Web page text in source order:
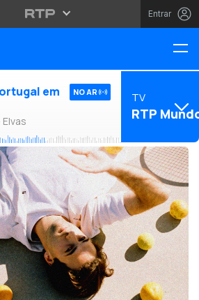
Entrar
em
Elvas
NO AR TV
RTP